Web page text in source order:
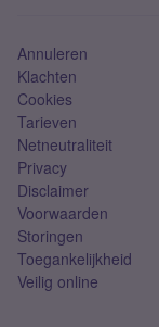
Annuleren
Klachten
Cookies
Tarieven
Netneutraliteit
Privacy
Disclaimer
Voorwaarden
Storingen
Toegankelijkheid
Veilig online